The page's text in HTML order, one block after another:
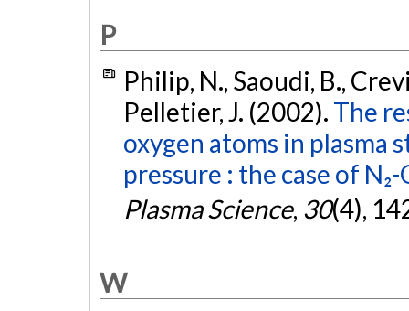
P
Philip, N., Saoudi, B.,
Pelletier, J. (2002). The
oxygen atoms in plasma
pressure : the case of
Plasma Science, 30(4),
W